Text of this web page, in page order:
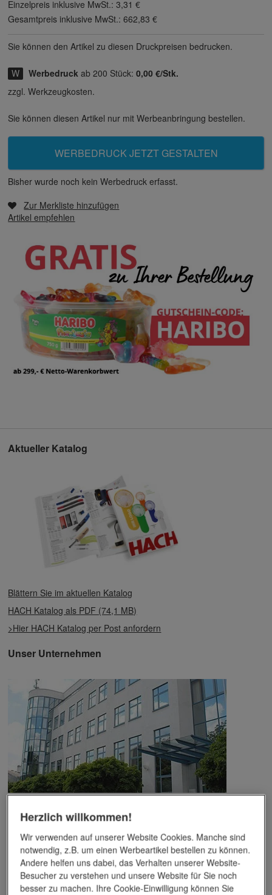
Einzelpreis inklusive MwSt.:3,31 €
Gesamtpreis inklusive MwSt.:662,83 €
Sie können den Artikel zu diesen Druck­preisen bedrucken.
Werbedruck ab 200 Stück:0,00 €/Stk.
zzgl. Werkzeugkosten.
Sie können diesen Artikel nur mit Werbeanbringung bestellen.
WERBEDRUCK JETZT GESTALTEN
Bisher wurde noch kein Werbedruck erfasst.
Zur Merkliste hinzufügen
Artikel empfehlen
Aktueller Katalog
Blättern Sie im aktuellen Katalog
HACH Katalog als PDF (74,1 MB)
>Hier HACH Katalog per Post anfordern
Unser Unternehmen
Das Unternehmen verfügt über jahrzehntelange Erfahrung im
Bereich der Werbemittelveredelung und im Werbeartikel-Markt.
Dieses Wissen kommt unseren Kunden tagtäglich zugute,
insbesondere wenn es um professionellenWerbedruckund
andere Veredelungsverfahren geht.
Unser Service
Herzlich willkommen!
Wir verwenden auf unserer Website Cookies. Manche sind
notwendig, z.B. um einen Werbeartikel bestellen zu können.
Andere helfen uns dabei, das Verhalten unserer Website-
Besucher zu verstehen und unsere Website für Sie noch
besser zu machen. Ihre Cookie-Einwilligung können Sie